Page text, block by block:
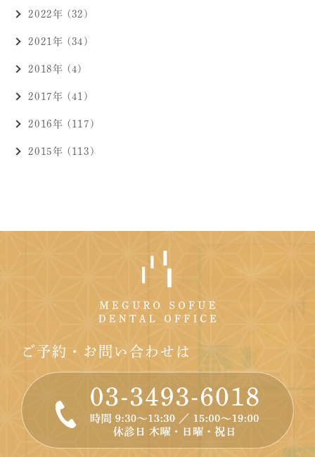
2022年 (32)
2021年 (34)
2018年 (4)
2017年 (41)
2016年 (117)
2015年 (113)
ご予約・お問い合わせは